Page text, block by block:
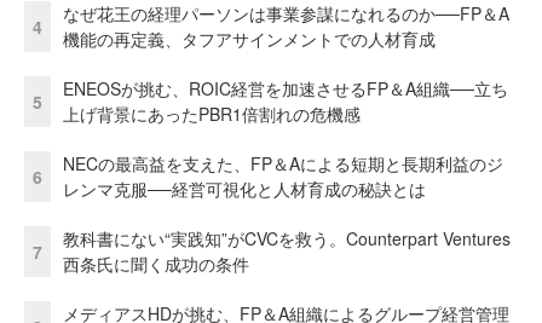
4
なぜ花王の経理パーソンは事業参謀になれるのか──FP＆A
機能の再定義、タフアサインメントでの人材育成
5
ENEOSが挑む、ROIC経営を加速させるFP＆A組織──立ち
上げ背景にあったPBR1倍割れの危機感
6
NECの最高益を支えた、FP＆Aによる短期と長期利益のジ
レンマ克服──経営可視化と人材育成の秘訣とは
7
教科書にない“実践知”がCVCを救う。Counterpart Ventures
西条氏に聞く成功の条件
メディアスHDが挑む、FP＆A組織によるグループ経営管理